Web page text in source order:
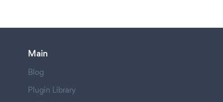
Main
Blog
Plugin Library